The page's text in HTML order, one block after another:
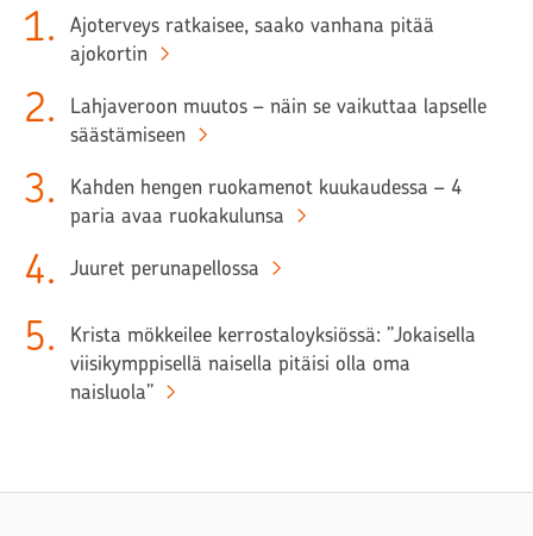
1.
Ajoterveys ratkaisee, saako vanhana pitää
ajokortin
2.
Lahjaveroon muutos – näin se vaikuttaa lapselle
säästämiseen
3.
Kahden hengen ruokamenot kuukaudessa – 4
paria avaa ruokakulunsa
4. Juuret perunapellossa
5.
Krista mökkeilee kerrostaloyksiössä: ”Jokaisella
viisikymppisellä naisella pitäisi olla oma
naisluola”